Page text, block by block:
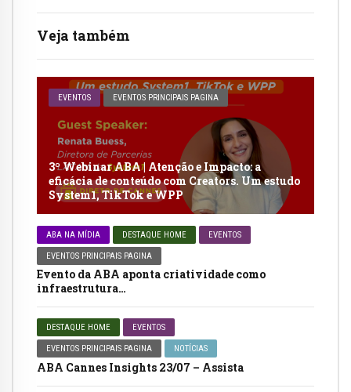
Veja também
EVENTOS EVENTOS PRINCIPAIS PAGINA
3º Webinar ABA | Atenção e Impacto: a
eficácia de conteúdo com Creators. Um estudo
System1, TikTok e WPP
ABA NA MÍDIA DESTAQUE HOME EVENTOS
EVENTOS PRINCIPAIS PAGINA
Evento da ABA aponta criatividade como
infraestrutura…
DESTAQUE HOME EVENTOS
EVENTOS PRINCIPAIS PAGINA NOTÍCIAS
ABA Cannes Insights 23/07 – Assista